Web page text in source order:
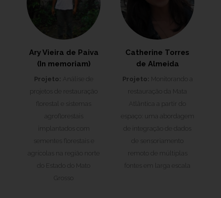
Ary Vieira de Paiva
(In memoriam)
Projeto: Análise de
projetos de restauração
florestal e sistemas
agroflorestais
implantados com
sementes florestais e
agrícolas na região norte
do Estado do Mato
Grosso
Catherine Torres
de Almeida
Projeto: Monitorando a
restauração da Mata
Atlântica a partir do
espaço: uma abordagem
de integração de dados
de sensoriamento
remoto de múltiplas
fontes em larga escala